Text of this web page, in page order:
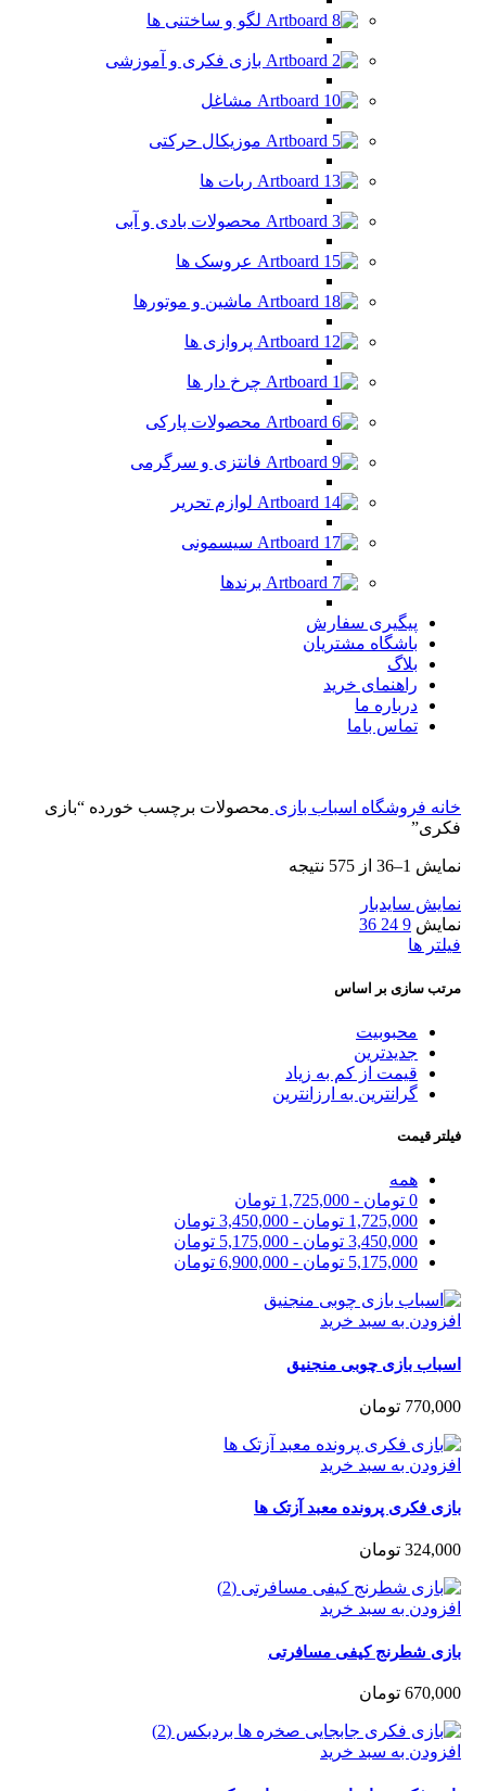
لگو و ساختنی ها
بازی فکری و آموزشی
مشاغل
موزیکال حرکتی
ربات ها
محصولات بادی و آبی
عروسک ها
ماشین و موتورها
پروازی ها
چرخ دار ها
محصولات پارکی
فانتزی و سرگرمی
لوازم تحریر
سیسمونی
برندها
پیگیری سفارش
باشگاه مشتریان
بلاگ
راهنمای خرید
درباره ما
تماس باما
فروشگاه اسباب بازی محصولات برچسب خورده “بازی
از 575 نتیجه
سایدبار
9
24
36
ها
سازی بر اساس
محبوبیت
جدیدترین
قیمت از کم به زیاد
گرانترین به ارزانترین
قیمت
همه
تومان-
1,725,000 تومان
1,725,000 تومان-
3,450,000 تومان
3,450,000 تومان-
5,175,000 تومان
5,175,000 تومان-
6,900,000 تومان
به سبد خرید
بازی چوبی منجنیق
تومان
به سبد خرید
فکری پرونده معبد آزتک ها
تومان
به سبد خرید
شطرنج کیفی مسافرتی
تومان
به سبد خرید